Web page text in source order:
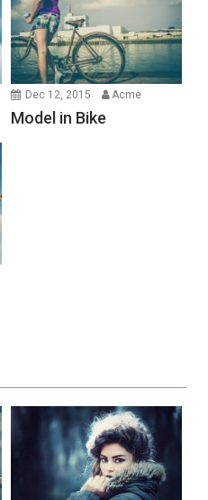
Dec 12, 2015 Acme
Model in Bike